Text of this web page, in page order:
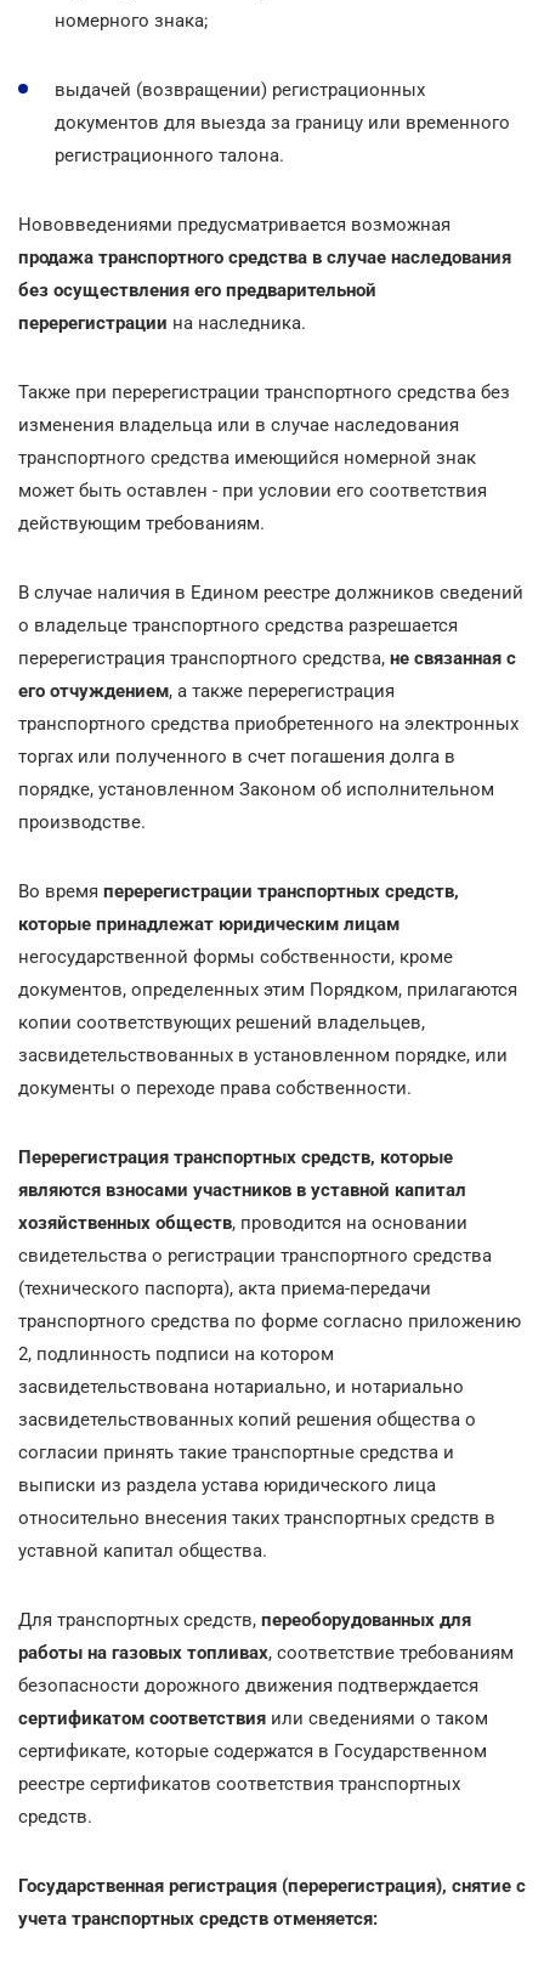
номерного знака;
выдачей (возвращении) регистрационных
документов для выезда за границу или временного
регистрационного талона.
Нововведениями предусматривается возможная
продажа транспортного средства в случае наследования
без осуществления его предварительной
перерегистрации на наследника.
Также при перерегистрации транспортного средства без
изменения владельца или в случае наследования
транспортного средства имеющийся номерной знак
может быть оставлен - при условии его соответствия
действующим требованиям.
В случае наличия в Едином реестре должников сведений
о владельце транспортного средства разрешается
перерегистрация транспортного средства, не связанная с
его отчуждением, а также перерегистрация
транспортного средства приобретенного на электронных
торгах или полученного в счет погашения долга в
порядке, установленном Законом об исполнительном
производстве.
Во время перерегистрации транспортных средств,
которые принадлежат юридическим лицам
негосударственной формы собственности, кроме
документов, определенных этим Порядком, прилагаются
копии соответствующих решений владельцев,
засвидетельствованных в установленном порядке, или
документы о переходе права собственности.
Перерегистрация транспортных средств, которые
являются взносами участников в уставной капитал
хозяйственных обществ, проводится на основании
свидетельства о регистрации транспортного средства
(технического паспорта), акта приема-передачи
транспортного средства по форме согласно приложению
2, подлинность подписи на котором
засвидетельствована нотариально, и нотариально
засвидетельствованных копий решения общества о
согласии принять такие транспортные средства и
выписки из раздела устава юридического лица
относительно внесения таких транспортных средств в
уставной капитал общества.
Для транспортных средств, переоборудованных для
работы на газовых топливах, соответствие требованиям
безопасности дорожного движения подтверждается
сертификатом соответствия или сведениями о таком
сертификате, которые содержатся в Государственном
реестре сертификатов соответствия транспортных
средств.
Государственная регистрация (перерегистрация), снятие с
учета транспортных средств отменяется: